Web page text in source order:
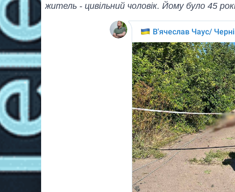
житель - цивільний чоловік. Йому було 45